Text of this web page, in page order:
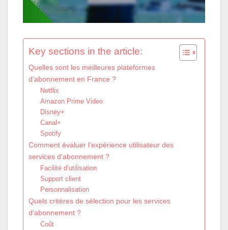
Key sections in the article:
Quelles sont les meilleures plateformes
d’abonnement en France ?
Netflix
Amazon Prime Video
Disney+
Canal+
Spotify
Comment évaluer l’expérience utilisateur des
services d’abonnement ?
Facilité d’utilisation
Support client
Personnalisation
Quels critères de sélection pour les services
d’abonnement ?
Coût